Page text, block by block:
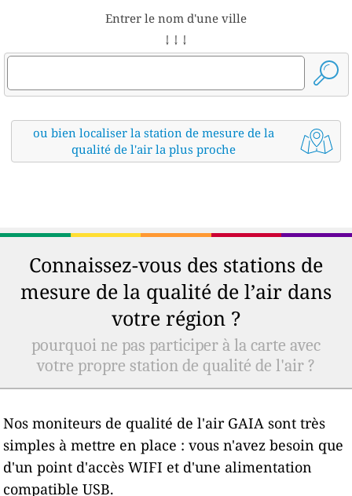
Entrer le nom d'une ville
↓ ↓ ↓
ou bien localiser la station de mesure de la
qualité de l'air la plus proche
Connaissez-vous des stations de
mesure de la qualité de l’air dans
votre région ?
pourquoi ne pas participer à la carte avec
votre propre station de qualité de l'air ?
Nos moniteurs de qualité de l'air GAIA sont très
simples à mettre en place : vous n'avez besoin que
d'un point d'accès WIFI et d'une alimentation
compatible USB.